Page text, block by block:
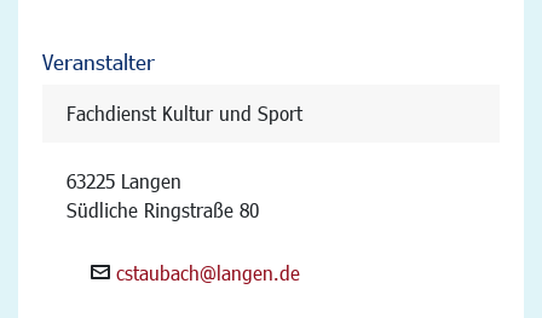
Veranstalter
Fachdienst Kultur und Sport
63225 Langen
Südliche Ringstraße 80
cstaubach@langen.de